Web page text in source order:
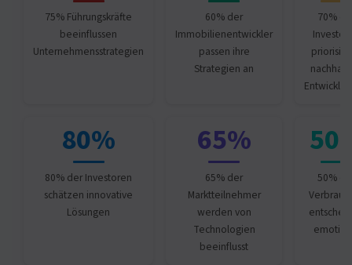
75% Führungskräfte
beeinflussen
Unternehmensstrategien
60% der
Immobilienentwickler
passen ihre
Strategien an
70%
80%
80% der Investoren
schätzen innovative
Lösungen
65%
65% der
Marktteilnehmer
werden von
Technologien
beeinflusst
50%